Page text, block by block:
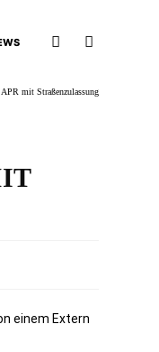
mit Straßenzulassung
einem Extern